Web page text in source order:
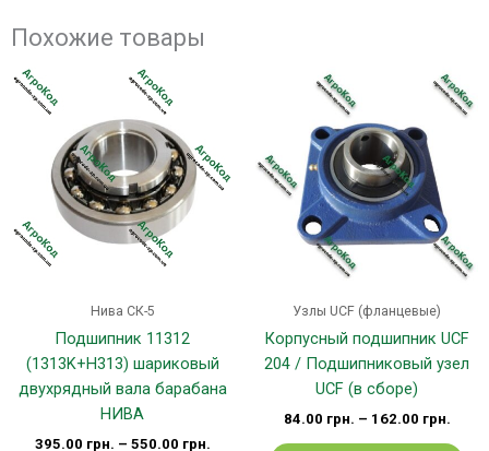
Похожие товары
Нива СК-5
Подшипник 11312
(1313K+H313) шариковый
двухрядный вала барабана
НИВА
395.00 грн. – 550.00 грн.
несколько
вариаций.
товара.
Узлы UCF (фланцевые)
Корпусный подшипник UCF
204 / Подшипниковый узел
UCF (в сборе)
84.00 грн. – 162.00 грн.
на